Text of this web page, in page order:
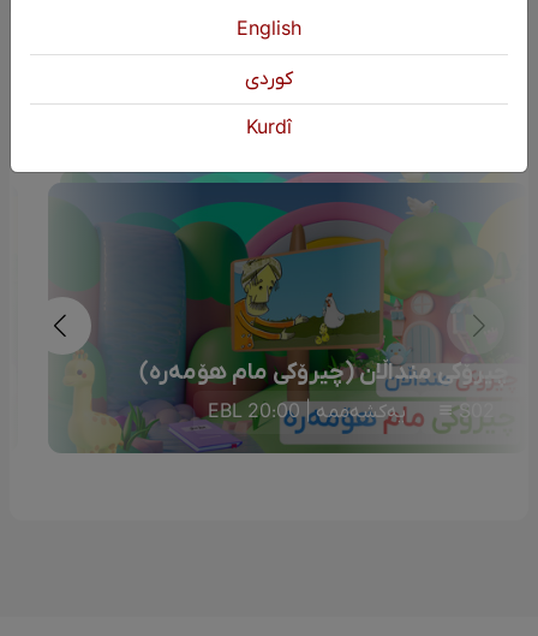
دوایین بەرنامە
چیرۆکی منداڵان (چیرۆکی مام هۆمەرە)
S02 یەکشەممە | 20:00 EBL
English
كوردی
Kurdî